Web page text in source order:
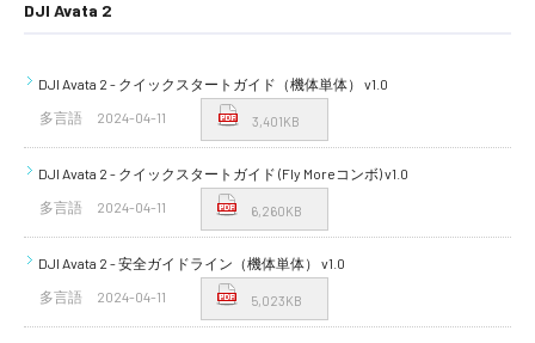
DJI Avata 2
DJI Avata 2 - クイックスタートガイド（機体単体） v1.0
多言語
2024-04-11 3,401KB
DJI Avata 2 - クイックスタートガイド (Fly Moreコンボ) v1.0
多言語
2024-04-11 6,260KB
DJI Avata 2 - 安全ガイドライン（機体単体） v1.0
多言語
2024-04-11 5,023KB